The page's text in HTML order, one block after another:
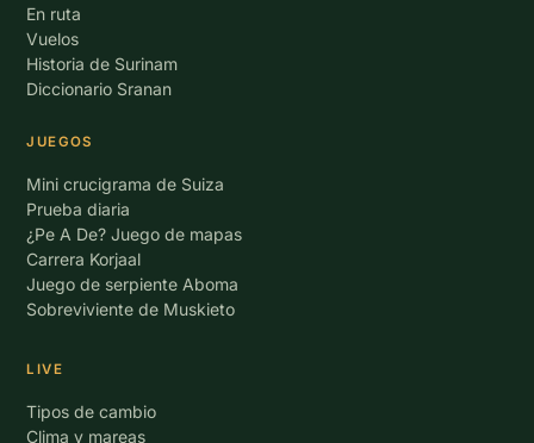
En ruta
Vuelos
Historia de Surinam
Diccionario Sranan
JUEGOS
Mini crucigrama de Suiza
Prueba diaria
¿Pe A De? Juego de mapas
Carrera Korjaal
Juego de serpiente Aboma
Sobreviviente de Muskieto
LIVE
Tipos de cambio
Clima y mareas